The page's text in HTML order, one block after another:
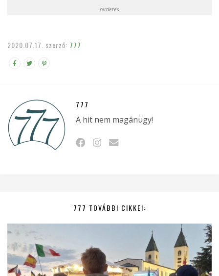
hirdetés
2020.07.17. szerző: 777
777
A hit nem magánügy!
777 TOVÁBBI CIKKEI: